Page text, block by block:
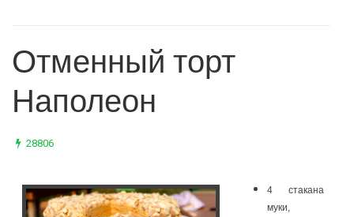
Отменный торт
Наполеон
28806
4 стакана
муки,